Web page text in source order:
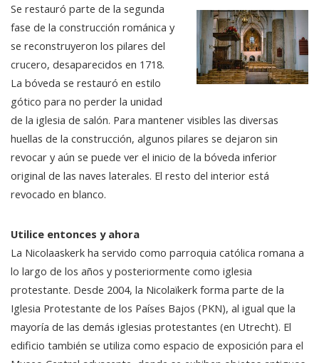
Se restauró parte de la segunda
fase de la construcción románica y
se reconstruyeron los pilares del
crucero, desaparecidos en 1718.
La bóveda se restauró en estilo
gótico para no perder la unidad
de la iglesia de salón. Para mantener visibles las diversas
huellas de la construcción, algunos pilares se dejaron sin
revocar y aún se puede ver el inicio de la bóveda inferior
original de las naves laterales. El resto del interior está
revocado en blanco.
Utilice entonces y ahora
La Nicolaaskerk ha servido como parroquia católica romana a
lo largo de los años y posteriormente como iglesia
protestante. Desde 2004, la Nicolaïkerk forma parte de la
Iglesia Protestante de los Países Bajos (PKN), al igual que la
mayoría de las demás iglesias protestantes (en Utrecht). El
edificio también se utiliza como espacio de exposición para el